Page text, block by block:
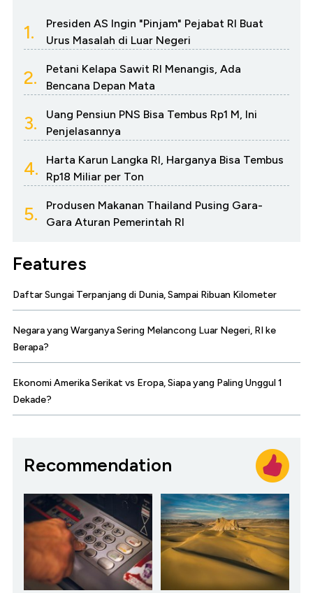
1.
Presiden AS Ingin "Pinjam" Pejabat RI Buat
Urus Masalah di Luar Negeri
2.
Petani Kelapa Sawit RI Menangis, Ada
Bencana Depan Mata
3.
Uang Pensiun PNS Bisa Tembus Rp1 M, Ini
Penjelasannya
4.
Harta Karun Langka RI, Harganya Bisa Tembus
Rp18 Miliar per Ton
5.
Produsen Makanan Thailand Pusing Gara-
Gara Aturan Pemerintah RI
Features
Daftar Sungai Terpanjang di Dunia, Sampai Ribuan Kilometer
Negara yang Warganya Sering Melancong Luar Negeri, RI ke
Berapa?
Ekonomi Amerika Serikat vs Eropa, Siapa yang Paling Unggul 1
Dekade?
Recommendation